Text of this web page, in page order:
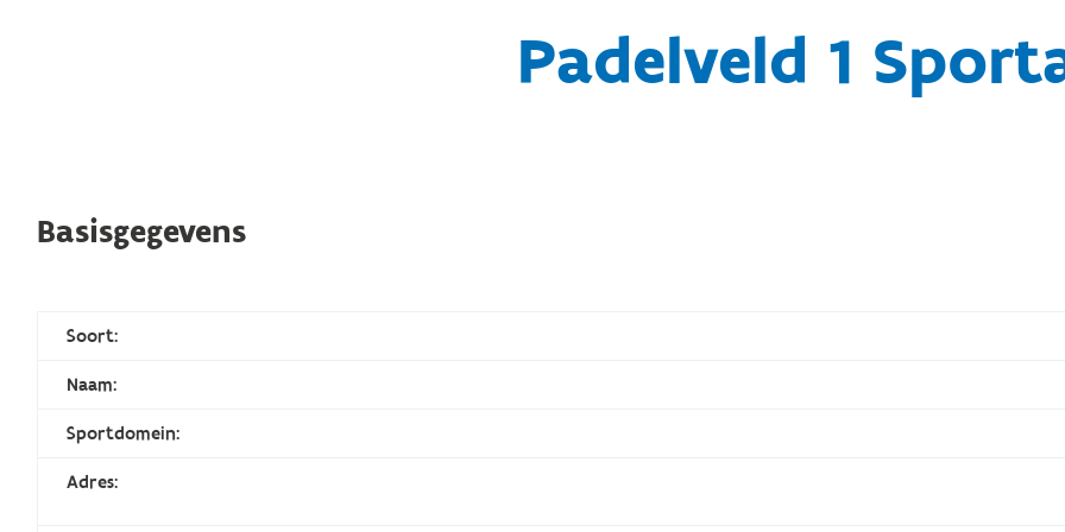
Padelveld 1
Basisgegevens
Soort:
Naam:
Sportdomein:
Adres: